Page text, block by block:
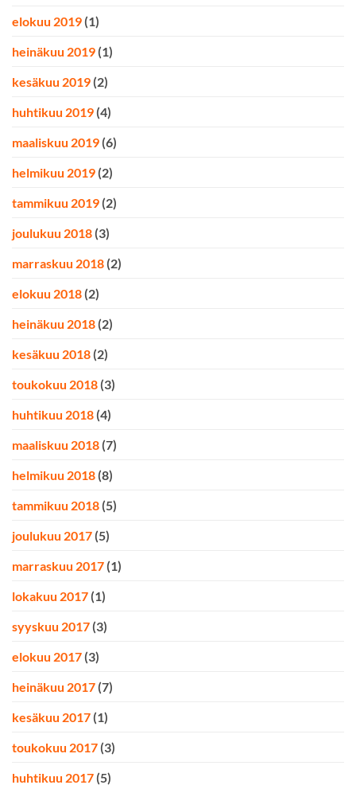
elokuu 2019 (1)
heinäkuu 2019 (1)
kesäkuu 2019 (2)
huhtikuu 2019 (4)
maaliskuu 2019 (6)
helmikuu 2019 (2)
tammikuu 2019 (2)
joulukuu 2018 (3)
marraskuu 2018 (2)
elokuu 2018 (2)
heinäkuu 2018 (2)
kesäkuu 2018 (2)
toukokuu 2018 (3)
huhtikuu 2018 (4)
maaliskuu 2018 (7)
helmikuu 2018 (8)
tammikuu 2018 (5)
joulukuu 2017 (5)
marraskuu 2017 (1)
lokakuu 2017 (1)
syyskuu 2017 (3)
elokuu 2017 (3)
heinäkuu 2017 (7)
kesäkuu 2017 (1)
toukokuu 2017 (3)
huhtikuu 2017 (5)